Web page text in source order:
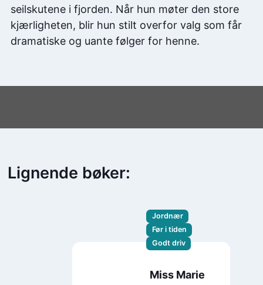
seilskutene i fjorden. Når hun møter den store
kjærligheten, blir hun stilt overfor valg som får
dramatiske og uante følger for henne.
Lignende bøker:
Jordnær
Før i tiden
Godt driv
Miss Marie